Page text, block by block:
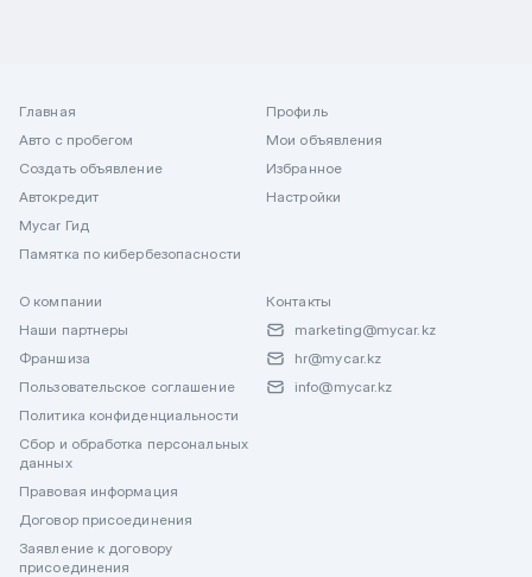
Главная
Авто с пробегом
Создать объявление
Автокредит
Mycar Гид
Памятка по кибербезопасности
Профиль
Мои объявления
Избранное
Настройки
О компании
Наши партнеры
Франшиза
Пользовательское соглашение
Политика конфиденциальности
Сбор и обработка персональных
данных
Правовая информация
Договор присоединения
Заявление к договору
присоединения
Контакты
marketing@mycar.kz
hr@mycar.kz
info@mycar.kz